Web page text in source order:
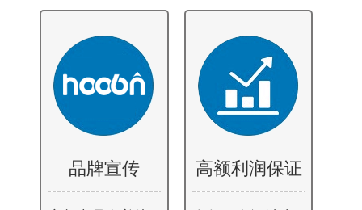
品牌宣传 高额利润保证